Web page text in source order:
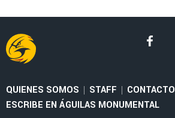
QUIENES SOMOS | STAFF | CONTACTO
ESCRIBE EN ÁGUILAS MONUMENTAL